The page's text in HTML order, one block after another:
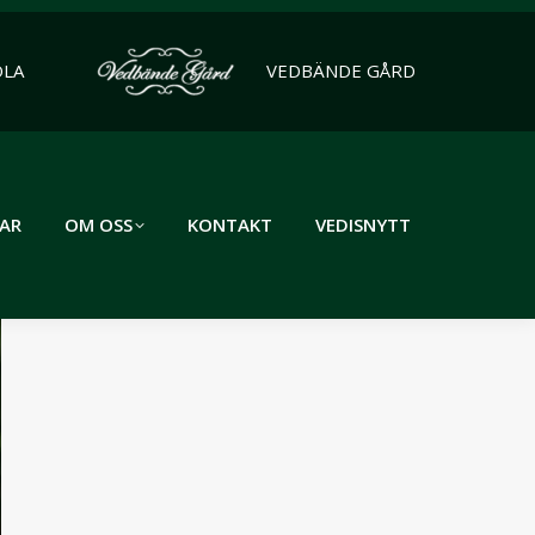
VEDBÄNDE GÅRD
OM OSS KONTAKT VEDISNYTT